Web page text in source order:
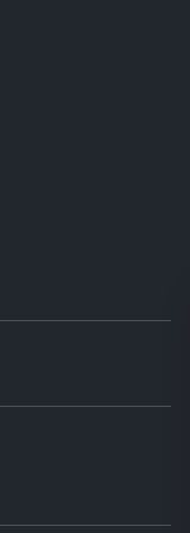
то Покупателю
въезда